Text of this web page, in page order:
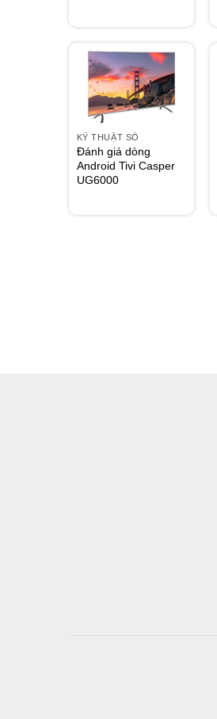
KỸ THUẬT SỐ
Đánh giá dòng
Android Tivi Casper
UG6000